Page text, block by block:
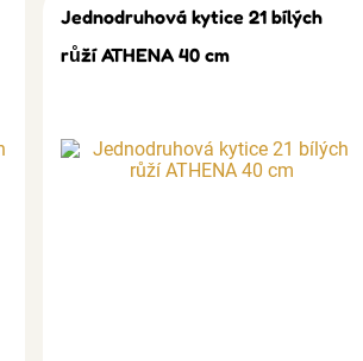
Jednodruhová kytice 21 bílých
růží ATHENA 40 cm